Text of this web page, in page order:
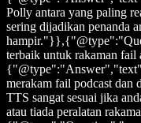
Polly antara yang paling
sering dijadikan penanda
terbaik untuk rakaman
merakam fail podcast dan
TTS sangat sesuai jika
atau tiada peralatan